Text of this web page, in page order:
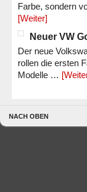
Farbe, sondern
[Weiter]
Neuer VW
Der neue
rollen die ersten
Modelle …
NACH OBEN